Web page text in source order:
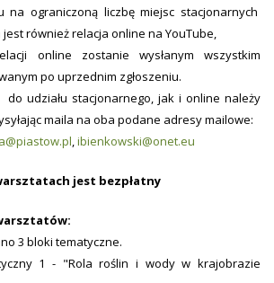
na ograniczoną liczbę miejsc stacjonarnych
również relacja online na YouTube,
online zostanie wysłanym wszystkim
po uprzednim zgłoszeniu.
do udziału stacjonarnego, jak i online należy
maila na oba podane adresy mailowe:
,ibienkowski@onet.eu
jest bezpłatny
3 bloki tematyczne.
1 - "Rola roślin i wody w krajobrazie